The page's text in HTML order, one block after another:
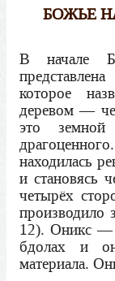
БОЖЬЕ
В начале
которое
деревом —
это
находилась
и становясь
четырёх
производило
12). Оникс —
бдолах и
материала.